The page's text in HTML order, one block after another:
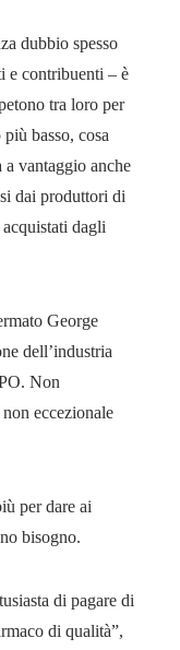
dubbio spesso
e contribuenti – è
tra loro per
basso, cosa
a vantaggio anche
dai produttori di
dagli
George
dell’industria
Non
eccezionale
per dare ai
bisogno.
di pagare di
di qualità”,